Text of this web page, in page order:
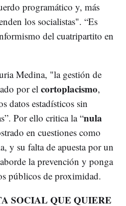
programático y, más
los socialistas". “Es
del cuatripartito en
Medina, "la gestión de
por el cortoplacismo,
datos estadísticos sin
Por ello critica la “nula
en cuestiones como
y su falta de apuesta por un
la prevención y ponga
públicos de proximidad.
SOCIAL QUE QUIERE